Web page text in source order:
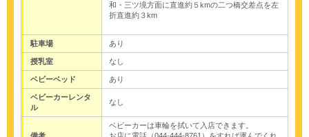
和・三ツ境方面に直進約５kmの二つ橋交差点を左
折直進約３km
駐車場 あり
授乳室 なし
ベビーベッド あり
ベビーカーレンタ
ル
なし
ベビーカーは車輪を拭いて入店できます。